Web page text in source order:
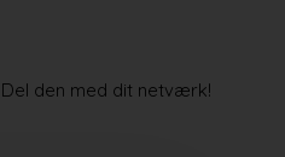
den med dit netværk!